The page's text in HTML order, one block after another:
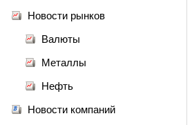
Новости рынков
Валюты
Металлы
Нефть
Новости компаний